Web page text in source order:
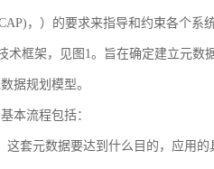
，）的要求来指导和约束各个
术框架，见图1。旨在确定建立元
据规划模型。
本流程包括：
套元数据要达到什么目的，应用的